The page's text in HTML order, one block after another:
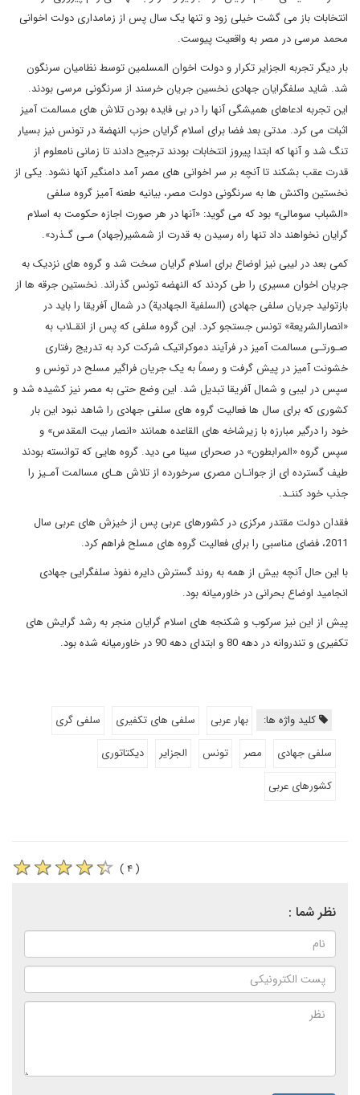
انتخابات باز می گشت خیلی زود و تنها یک سال پس از زمامداری دولت اخوانی
محمد مرسی در مصر به واقعیت پیوست.
بار دیگر تجربه الجزایر تکرار و دولت اخوان المسلمین توسط نظامیان سرنگون
شد. شاید سلفگرایان جهادی نخسین جریان خرسند از سرنگونی مرسی بودند.
این تجربه ادعاهای همیشگی آنها را در بی فایده بودن تلاش های مسالمت آمیز
اثبات می کرد. مدتی بعد فضا برای اسلام گرایان حزب النهضة در تونس نیز بسیار
تنگ شد و آنها که ابتدا پیروز انتخابات بودند ترجیح دادند تا زمانی نامعلوم از
قدرت عقب بشکند تا آنچه بر سر اخوانی های مصر آمد دامنگیر آنها نشود. یکی از
نخستین واکنش ها به سرنگونی دولت مصر، بیانیه طعنه آمیز گروه سلفی
«الشباب سومالی» بود که می گوید: «آنها در هر صورت اجازه حکومت به اسلام
گرایان نخواهند داد تنها راه رسیدن به قدرت از شمشیر(جهاد) مـی گـذرد».
کمی بعد در لیبی نیز اوضاع برای اسلام گرایان سخت شد و گروه های نزدیک به
جریان اخوان مسیری را طی کردند که النهضه تونس گذراند. نخستین جرقه ها از
بازتولید جریان سلفی جهادی (السلفیة الجهادیة) در شمال آفریقا را باید در
«انصارالشریعة» تونس جستجو کرد. این گروه سلفی که پس از انقـلاب به
صـورتـی مسالمت آمیز در فرآیند دموکراتیک شرکت کرد به تدریج رفتاری
خشونت آمیز در پیش گرفت و رسماً به یک جریان فراگیر مسلح در تونس و
سپس در لیبی و شمال آفریقا تبدیل شد. این وضع حتی به مصر نیز کشیده شد و
کشوری که برای سا‌ل ها فعالیت گروه های سلفی جهادی را شاهد نبود این بار
خود را درگیر مبارزه با زیرشاخه های القاعده همانند «انصار بیت المقدس» و
سپس گروه «المرابطون» در صحرای سینا می دید. گروه هایی که توانسته بودند
طیف گسترده ای از جوانـان مصری سرخورده از تلاش هـای مسالمت آمـیز را
جذب خود کننـد.
فقدان دولت مقتدر مرکزی در کشورهای عربی پس از خیزش های عربی سال
2011، فضای مناسبی را برای فعالیت گروه های مسلح فراهم کرد.
با این حال آنچه بیش از همه به روند گسترش دایره نفوذ سلفگرایی جهادی
انجامید اوضاع بحرانی در خاورمیانه بود.
پیش از این نیز سرکوب و شکنجه های اسلام گرایان منجر به رشد گرایش های
تکفیری و تندروانه در دهه 80 و ابتدای دهه 90 در خاورمیانه شده بود.
کلید واژه ها: بهار عربی سلفی های تکفیری
سلفی گری
سلفی جهادی
مصر تونس الجزایر
دیکتاتوری
کشورهای عربی
( ۴ )
نظر شما :